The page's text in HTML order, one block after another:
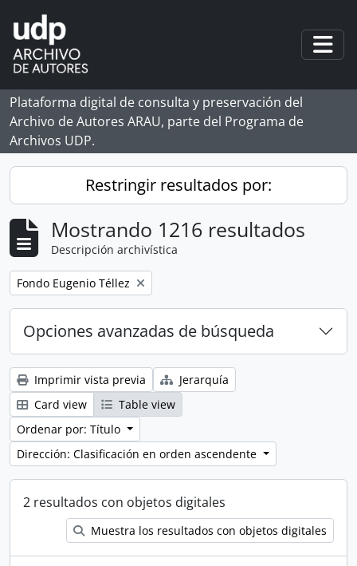
Skip to main content
Plataforma digital de consulta y preservación del
Archivo de Autores ARAU, parte del Programa de
Archivos UDP.
Restringir resultados por:
Mostrando 1216 resultados
Descripción archivística
Remove filter:
Fondo Eugenio Téllez
Opciones avanzadas de búsqueda
Imprimir vista previa
Jerarquía
Card view
Table view
Ordenar por: Título
Dirección: Clasificación en orden ascendente
2 resultados con objetos digitales
Muestra los resultados con objetos digitales